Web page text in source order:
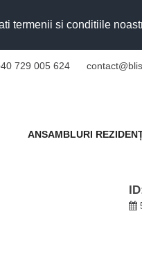
termenii si conditiile
729 005 624
ANSAMBLURI